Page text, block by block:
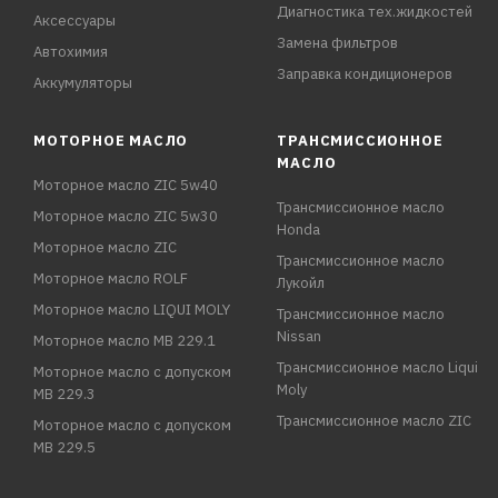
Аксессуары
Автохимия
Аккумуляторы
Диагностика тех.жидкостей
Замена фильтров
Заправка кондиционеров
МОТОРНОЕ МАСЛО
Моторное масло ZIC 5w40
Моторное масло ZIC 5w30
Моторное масло ZIC
Моторное масло ROLF
Моторное масло LIQUI MOLY
Моторное масло MB 229.1
Моторное масло с допуском
MB 229.3
Моторное масло с допуском
MB 229.5
ТРАНСМИССИОННОЕ
МАСЛО
Трансмиссионное масло
Honda
Трансмиссионное масло
Лукойл
Трансмиссионное масло
Nissan
Трансмиссионное масло Liqui
Moly
Трансмиссионное масло ZIC